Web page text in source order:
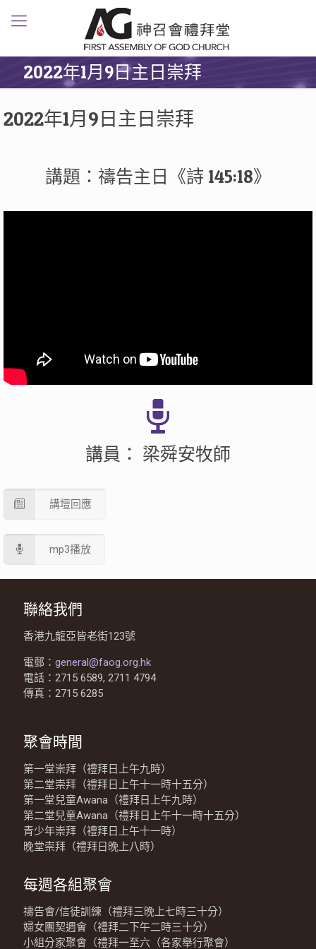
2022年1月9日主日崇拜
2022年1月9日主日崇拜
講題：禱告主日《詩 145:18》
講員： 梁舜安牧師
講壇回應
mp3播放
聯絡我們
香港九龍亞皆老街123號
電郵： general@faog.org.hk
電話：2715 6589, 2711 4794
傳真：2715 6285
聚會時間
第一堂崇拜（禮拜日上午九時）
第二堂崇拜（禮拜日上午十一時十五分）
第一堂兒童Awana（禮拜日上午九時）
第二堂兒童Awana（禮拜日上午十一時十五分）
青少年崇拜（禮拜日上午十一時）
晚堂崇拜（禮拜日晚上八時）
每週各組聚會
禱告會/信徒訓練（禮拜三晚上七時三十分）
婦女團契週會（禮拜二下午二時三十分）
小組分家聚會（禮拜一至六（各家舉行聚會）